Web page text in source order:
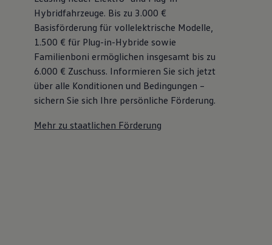
Hybridfahrzeuge. Bis zu 3.000 €
Basisförderung für vollelektrische Modelle,
1.500 € für Plug-in-Hybride sowie
Familienboni ermöglichen insgesamt bis zu
6.000 € Zuschuss⁠. Informieren Sie sich jetzt
über alle Konditionen und Bedingungen –
sichern Sie sich Ihre persönliche Förderung.
Mehr zu staatlichen Förderung